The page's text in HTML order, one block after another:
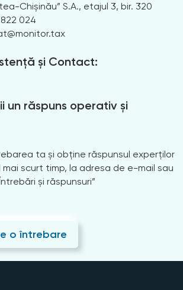
Chișinău” S.A., etajul 3, bir. 320
024
și Contact:
un răspuns operativ și
ta și obține răspunsul experților
mai scurt timp, la adresa de e-mail sau
și răspunsuri”
o întrebare